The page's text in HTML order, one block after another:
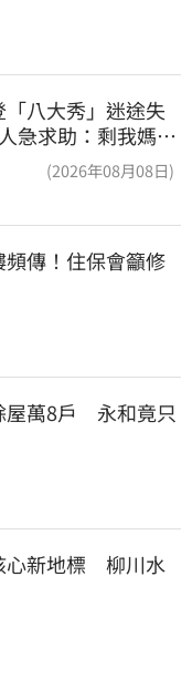
八大秀」迷途失
急求助：剩我媽還
(2026年08月08日)
傳！住保會籲修
萬8戶　永和竟只
心新地標　柳川水